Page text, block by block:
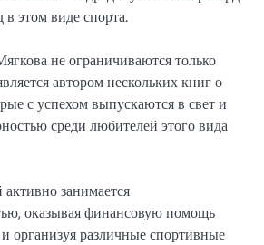
в этом виде спорта.
не ограничиваются только
автором нескольких книг о
с успехом выпускаются в свет и
среди любителей этого вида
занимается
оказывая финансовую помощь
организуя различные спортивные